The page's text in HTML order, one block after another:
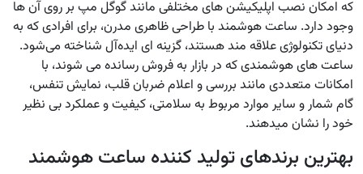
که امکان نصب اپلیکیشن های مختلفی مانند گوگل مپ بر روی آن ها
وجود دارد. ساعت هوشمند با طراحی ظاهری مدرن، برای افرادی که به
دنیای تکنولوژی علاقه مند هستند، گزینه ای ایده‌آل شناخته می‌شود.
ساعت های هوشمندی که در بازار به فروش رسانده می شوند، با
امکانات متعددی مانند بررسی و اعلام ضربان قلب، نمایش تنفس،
گام شمار و سایر موارد مربوط به سلامتی، کیفیت و عملکرد بی نظیر
خود را نشان میدهند.
بهترین برندهای تولید کننده ساعت هوشمند